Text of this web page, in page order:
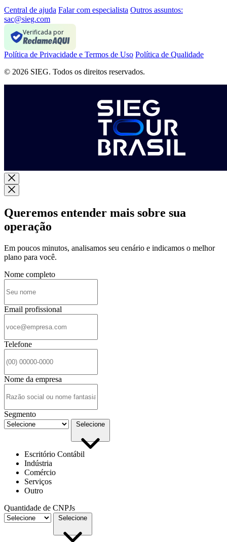
Central de ajuda Falar com especialista Outros assuntos:
sac@sieg.com
Verificada por
Política de Privacidade e Termos de Uso Política de Qualidade
© 2026 SIEG. Todos os direitos reservados.
Queremos entender mais sobre sua
operação
Em poucos minutos, analisamos seu cenário e indicamos o melhor
plano para você.
Nome completo
Email profissional
Telefone
Nome da empresa
Segmento
Selecione
Escritório Contábil
Indústria
Comércio
Serviços
Outro
Quantidade de CNPJs
Selecione